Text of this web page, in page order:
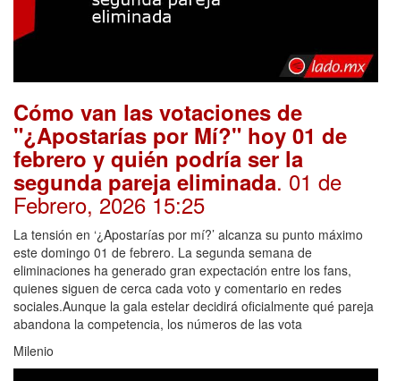
Cómo van las votaciones de
"¿Apostarías por Mí?" hoy 01 de
febrero y quién podría ser la
segunda pareja eliminada. 01 de
Febrero, 2026 15:25
La tensión en ‘¿Apostarías por mí?’ alcanza su punto máximo
este domingo 01 de febrero. La segunda semana de
eliminaciones ha generado gran expectación entre los fans,
quienes siguen de cerca cada voto y comentario en redes
sociales.Aunque la gala estelar decidirá oficialmente qué pareja
abandona la competencia, los números de las vota
Milenio